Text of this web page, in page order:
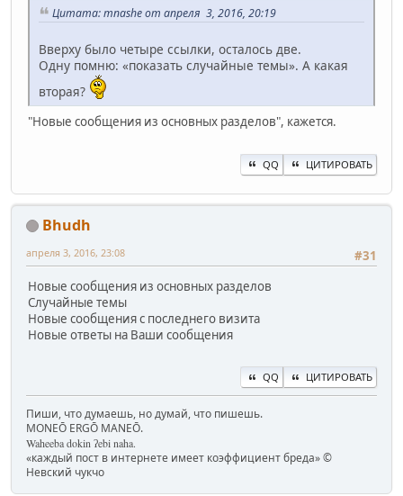
Цитата: mnashe от апреля 3, 2016, 20:19
Вверху было четыре ссылки, осталось две.
Одну помню: «показать случайные темы». А какая
вторая?
"Новые сообщения из основных разделов", кажется.
QQ ЦИТИРОВАТЬ
Bhudh
#31
апреля 3, 2016, 23:08
Новые сообщения из основных разделов
Случайные темы
Новые сообщения с последнего визита
Новые ответы на Ваши сообщения
QQ ЦИТИРОВАТЬ
Пиши, что думаешь, но думай, что пишешь.
MONEŌ ERGŌ MANEŌ.
Waheeba dokin ʔebi naha.
«каждый пост в интернете имеет коэффициент бреда» ©
Невский чукчо